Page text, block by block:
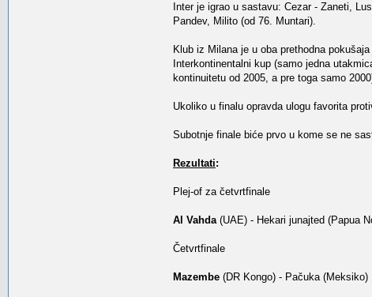
Inter je igrao u sastavu: Cezar - Zaneti,
Pandev, Milito (od 76. Muntari).
Klub iz Milana je u oba prethodna
Interkontinentalni kup (samo jedna
kontinuitetu od 2005, a pre toga samo
Ukoliko u finalu opravda ulogu favorita
Subotnje finale biće prvo u kome se ne
Rezultati:
Plej-of za četvrtfinale
Al Vahda(UAE) - Hekari junajted (Papua
Četvrtfinale
Mazembe (DR Kongo) - Pačuka (Meksiko)